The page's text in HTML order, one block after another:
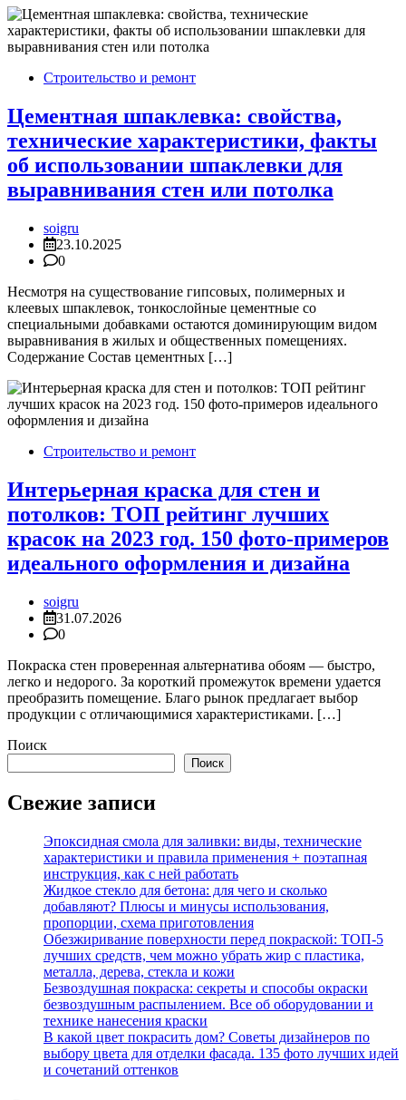
Строительство и ремонт
Цементная шпаклевка: свойства,
технические характеристики, факты
об использовании шпаклевки для
выравнивания стен или потолка
soigru
23.10.2025
0
Несмотря на существование гипсовых, полимерных и
клеевых шпаклевок, тонкослойные цементные со
специальными добавками остаются доминирующим видом
выравнивания в жилых и общественных помещениях.
Содержание Состав цементных […]
Строительство и ремонт
Интерьерная краска для стен и
потолков: ТОП рейтинг лучших
красок на 2023 год. 150 фото-примеров
идеального оформления и дизайна
soigru
31.07.2026
0
Покраска стен проверенная альтернатива обоям — быстро,
легко и недорого. За короткий промежуток времени удается
преобразить помещение. Благо рынок предлагает выбор
продукции с отличающимися характеристиками. […]
Поиск
Поиск
Свежие записи
Эпоксидная смола для заливки: виды, технические
характеристики и правила применения + поэтапная
инструкция, как с ней работать
Жидкое стекло для бетона: для чего и сколько
добавляют? Плюсы и минусы использования,
пропорции, схема приготовления
Обезжиривание поверхности перед покраской: ТОП-5
лучших средств, чем можно убрать жир с пластика,
металла, дерева, стекла и кожи
Безвоздушная покраска: секреты и способы окраски
безвоздушным распылением. Все об оборудовании и
технике нанесения краски
В какой цвет покрасить дом? Советы дизайнеров по
выбору цвета для отделки фасада. 135 фото лучших идей
и сочетаний оттенков